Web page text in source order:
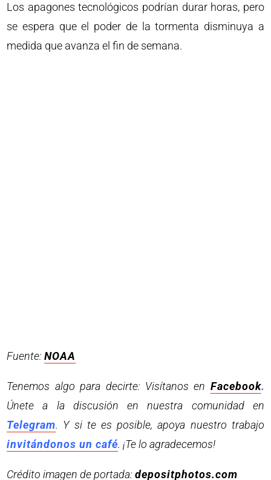
Los apagones tecnológicos podrían durar horas, pero
se espera que el poder de la tormenta disminuya a
medida que avanza el fin de semana.
Fuente:NOAA
Tenemos algo para decirte: Visítanos en Facebook.
Únete a la discusión en nuestra comunidad en
Telegram. Y si te es posible, apoya nuestro trabajo
invitándonos un café. ¡Te lo agradecemos!
Crédito imagen de portada:depositphotos.com